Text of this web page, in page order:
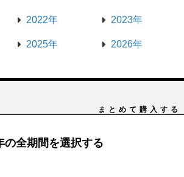
2022年 2023年
2025年 2026年
まとめて購入する
の全期間を選択する